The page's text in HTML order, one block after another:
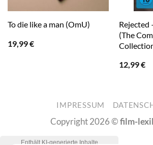
To die like a man (OmU)
19,99€
Rejected
(The
12,99€
IMPRESSUM
Copyright 2026 ©film-